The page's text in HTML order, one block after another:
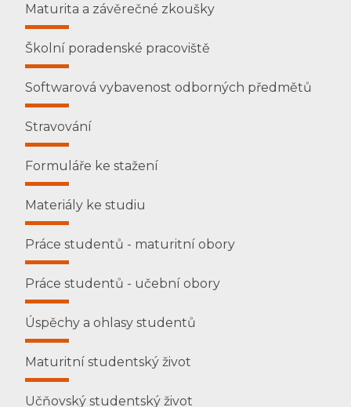
Maturita a závěrečné zkoušky
Školní poradenské pracoviště
Softwarová vybavenost odborných předmětů
Stravování
Formuláře ke stažení
Materiály ke studiu
Práce studentů - maturitní obory
Práce studentů - učební obory
Úspěchy a ohlasy studentů
Maturitní studentský život
Učňovský studentský život